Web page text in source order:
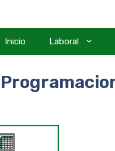
Inicio Laboral